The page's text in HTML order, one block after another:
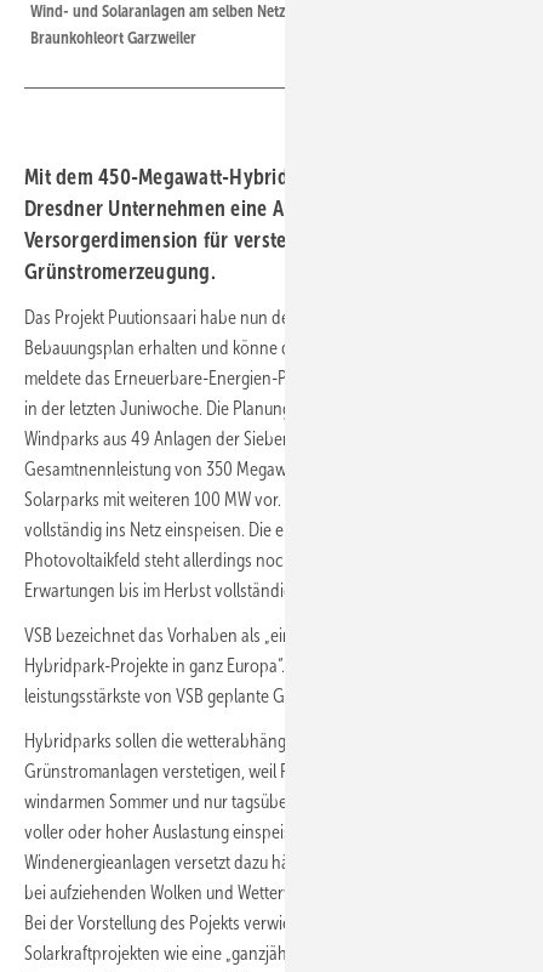
Wind- und Solaranlagen am selben Netzeinspeisepunkt hier am
Braunkohleort Garzweiler
Mit dem 450-Megawatt-Hybridvorhaben projektiert das
Dresdner Unternehmen eine Anlage in
Versorgerdimension für verstetigte
Grünstromerzeugung.
Das Projekt Puutionsaari habe nun den rechtsverbindlichen lokalen
Bebauungsplan erhalten und könne deshalb in die Umsetzung gehen,
meldete das Erneuerbare-Energien-Projektierungsunternehmen VSB
in der letzten Juniwoche. Die Planungen sehen die Errichtung eines
Windparks aus 49 Anlagen der Sieben-MW-Klasse mit einer
Gesamtnennleistung von 350 Megawatt (MW) ab 2025 sowie eines
Solarparks mit weiteren 100 MW vor. 2028 soll der Hybridpark dann
vollständig ins Netz einspeisen. Die endgültige Genehmigung für das
Photovoltaikfeld steht allerdings noch aus und dürfte gemäß den
Erwartungen bis im Herbst vollständig erfolgen.
VSB bezeichnet das Vorhaben als „eines der bedeutendsten
Hybridpark-Projekte in ganz Europa“. Es sei zugleich das bisher
leistungsstärkste von VSB geplante Grünstromprojekt.
Hybridparks sollen die wetterabhängige Stromerzeugung von
Grünstromanlagen verstetigen, weil Photovoltaikanlagen im
windarmen Sommer und nur tagsüber bei wolkenarmem Wetter unter
voller oder hoher Auslastung einspeisen, während
Windenergieanlagen versetzt dazu häufig auch nachts oder gerade
bei aufziehenden Wolken und Wetterwechseln ihren Strom erzeugen.
Bei der Vorstellung des Pojekts verwies VSB auf Vorteile von Wind-
Solarkraftprojekten wie eine „ganzjährig stabile Energieversorgung“.